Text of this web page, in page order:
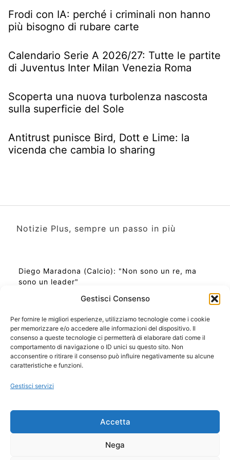
Gestisci Consenso
Per fornire le migliori esperienze, utilizziamo tecnologie come i cookie
per memorizzare e/o accedere alle informazioni del dispositivo. Il
consenso a queste tecnologie ci permetterà di elaborare dati come il
comportamento di navigazione o ID unici su questo sito. Non
acconsentire o ritirare il consenso può influire negativamente su alcune
caratteristiche e funzioni.
Gestisci servizi
Accetta
Nega
Frodi con IA: perché i criminali non hanno
più bisogno di rubare carte
Calendario Serie A 2026/27: Tutte le partite
di Juventus Inter Milan Venezia Roma
Scoperta una nuova turbolenza nascosta
sulla superficie del Sole
Antitrust punisce Bird, Dott e Lime: la
vicenda che cambia lo sharing
Notizie Plus, sempre un passo in più
Diego Maradona (Calcio): "Non sono un re, ma
sono un leader"
Ora Esatta in Italia in questo momento
Ti Senti Strano Ultimamente? Potrebbe Essere per
la Risonanza di Schumann
Come Sapere Se Stai Ascendendo alla Quinta
Copyright 2026 NotiziePlus.com
📰 Contenuto Umano Verificato